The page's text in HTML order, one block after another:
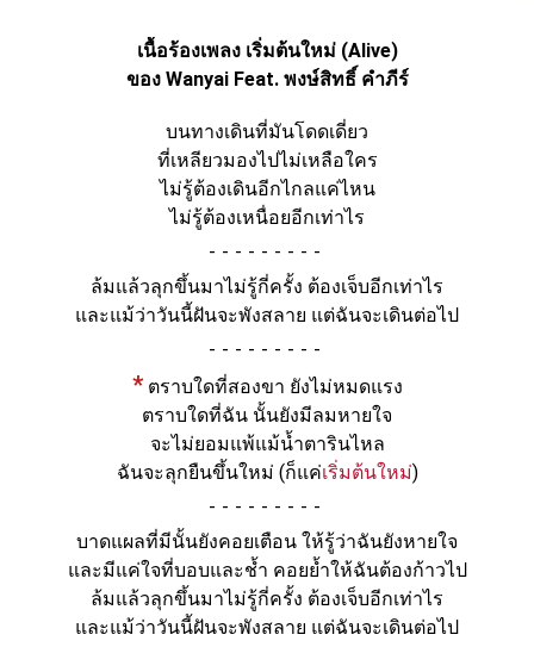
เนื้อร้องเพลง เริ่มต้นใหม่ (Alive)
ของ Wanyai Feat. พงษ์สิทธิ์ คำภีร์
บนทางเดินที่มันโดดเดี่ยว
ที่เหลียวมองไปไม่เหลือใคร
ไม่รู้ต้องเดินอีกไกลแค่ไหน
ไม่รู้ต้องเหนื่อยอีกเท่าไร
-
ล้มแล้วลุกขึ้นมาไม่รู้กี่ครั้ง ต้องเจ็บอีกเท่าไร
และแม้ว่าวันนี้ฝันจะพังสลาย แต่ฉันจะเดินต่อไป
-
*ตราบใดที่สองขา ยังไม่หมดแรง
ตราบใดที่ฉัน นั้นยังมีลมหายใจ
จะไม่ยอมแพ้แม้น้ำตารินไหล
ฉันจะลุกยืนขึ้นใหม่ (ก็แค่เริ่มต้นใหม่)
-
บาดแผลที่มีนั้นยังคอยเตือน ให้รู้ว่าฉันยังหายใจ
และมีแค่ใจที่บอบและช้ำ คอยย้ำให้ฉันต้องก้าวไป
ล้มแล้วลุกขึ้นมาไม่รู้กี่ครั้ง ต้องเจ็บอีกเท่าไร
และแม้ว่าวันนี้ฝันจะพังสลาย แต่ฉันจะเดินต่อไป